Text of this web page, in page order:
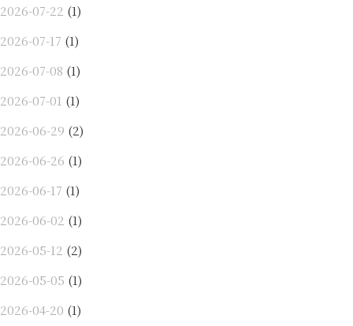
2026-07-22 (1)
2026-07-17 (1)
2026-07-08 (1)
2026-07-01 (1)
2026-06-29 (2)
2026-06-26 (1)
2026-06-17 (1)
2026-06-02 (1)
2026-05-12 (2)
2026-05-05 (1)
2026-04-20 (1)